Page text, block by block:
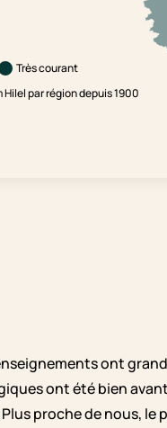
Très courant
par région depuis 1900
ont
ont été bien
proche de nous, le